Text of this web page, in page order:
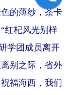
的薄纱，茶卡
红杞风光别样
学团成员离开
别之际，省外
福海西，我们